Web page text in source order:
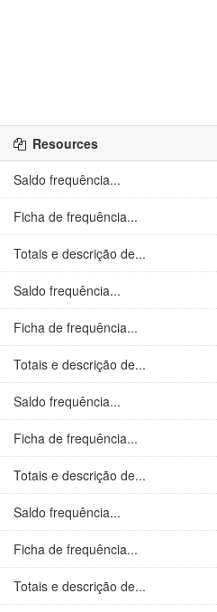
Resources
Saldo frequência...
Ficha de frequência...
Totais e descrição de...
Saldo frequência...
Ficha de frequência...
Totais e descrição de...
Saldo frequência...
Ficha de frequência...
Totais e descrição de...
Saldo frequência...
Ficha de frequência...
Totais e descrição de...